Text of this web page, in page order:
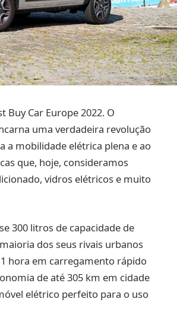
Car Europe 2022. O
uma verdadeira revolução
a mobilidade elétrica plena e ao
que, hoje, consideramos
vidros elétricos e muito
300 litros de capacidade de
dos seus rivais urbanos
hora em carregamento rápido
de até 305 km em cidade
elétrico perfeito para o uso